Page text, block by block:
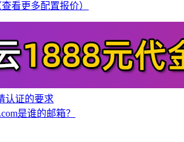
看更多配置报价）
认证的要求
是谁的邮箱？